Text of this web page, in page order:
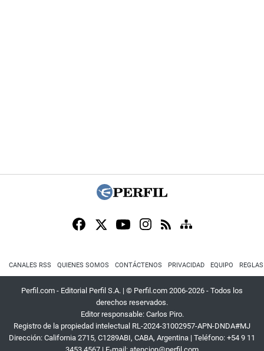
CANALES RSS QUIENES SOMOS CONTÁCTENOS PRIVACIDAD EQUIPO
Perfil.com - Editorial Perfil S.A. | © Perfil.com 2006-2026 - Todos los
derechos reservados.
Editor responsable: Carlos Piro.
Registro de la propiedad intelectual RL-2024-31002957-APN-DNDA#MJ
Dirección: California 2715, C1289ABI, CABA, Argentina | Teléfono: +54 9 11